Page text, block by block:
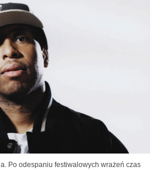
Po odespaniu festiwalowych wrażeń czas